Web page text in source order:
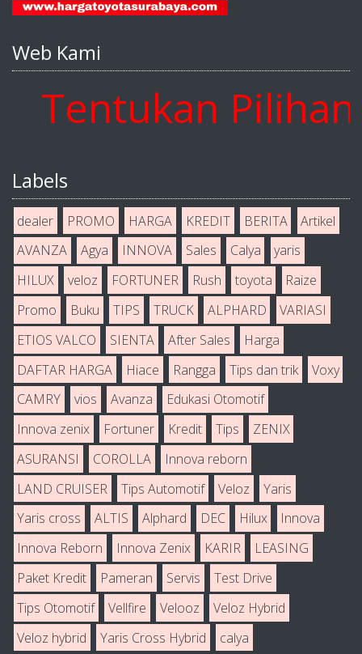
Web Kami
Pilihan
Labels
dealer PROMO HARGA KREDIT BERITA
Artikel
AVANZA
Agya INNOVA Sales Calya
yaris
HILUX
veloz FORTUNER Rush toyota
Raize
Promo
Buku TIPS TRUCK ALPHARD
VARIASI
ETIOS VALCO
SIENTA After Sales
Harga
DAFTAR HARGA
Hiace Rangga Tips dan trik
Voxy
CAMRY
vios Avanza
Edukasi Otomotif
Innova zenix
Fortuner Kredit Tips
ZENIX
ASURANSI
COROLLA
Innova reborn
LAND CRUISER
Tips Automotif Veloz
Yaris
Yaris cross
ALTIS Alphard DEC Hilux
Innova
Innova Reborn
Innova Zenix KARIR
LEASING
Paket Kredit
Pameran Servis
Test Drive
Tips Otomotif
Vellfire Velooz
Veloz Hybrid
Veloz hybrid
Yaris Cross Hybrid calya